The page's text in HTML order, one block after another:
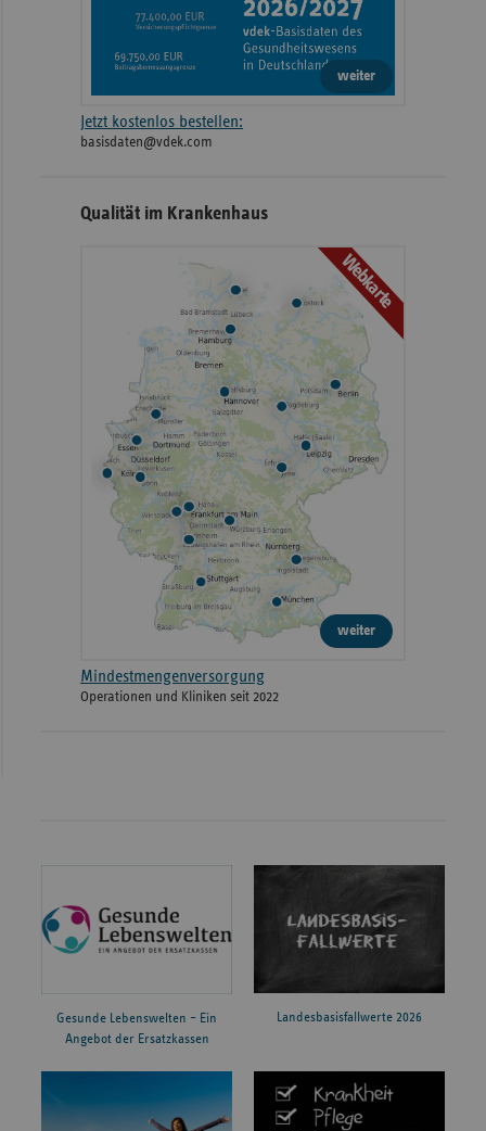
weiter
Jetzt kostenlos bestellen:
basisdaten@vdek.com
Qualität im Krankenhaus
Webkarte
weiter
Mindestmengenversorgung
Operationen und Kliniken seit 2022
Gesunde Lebenswelten – Ein
Angebot der Ersatzkassen
Landesbasisfallwerte 2026